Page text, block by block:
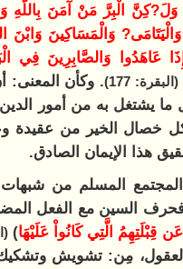
الْبِرَّ مَنْ آمَنَ بِاللَّهِ
وَالْمَسَاكِينَ وَابْنَ
عَاهَدُوا وَالصَّابِرِينَ فِي
(البقرة: 177)
. وكأن المعنى:
يشتغل به من أمور
خصال الخير من عقيدة
هذا الإيمان الصادق.
المسلم من شبهات
فحرف السين مع الفعل
قِبْلَتِهِمُ الَّتِي كَانُواْ عَلَيْهَا)
مِن: تشويش وتشكيك،